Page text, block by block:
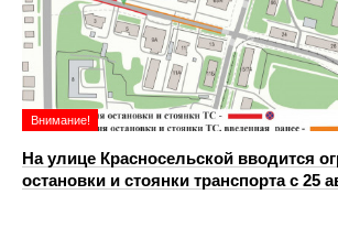
Внимание!
На улице Красносельской вводится
остановки и стоянки транспорта с 25